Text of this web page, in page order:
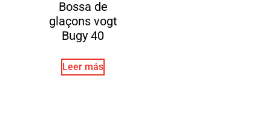
Bossa de
glaçons vogt
Bugy 40
Leer más